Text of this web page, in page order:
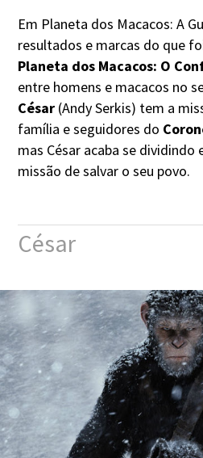
Em Planeta dos Macacos: A
resultados e marcas do que
Planeta dos Macacos: O
entre homens e macacos no
César (Andy Serkis) tem a
família e seguidores do
mas César acaba se dividindo
missão de salvar o seu povo.
César